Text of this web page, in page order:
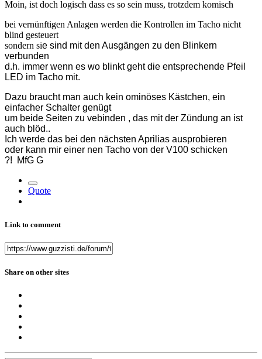
Moin, ist doch logisch dass es so sein muss, trotzdem komisch
bei vernünftigen Anlagen werden die Kontrollen im Tacho nicht
blind gesteuert
sondern sie sind mit den Ausgängen zu den Blinkern
verbunden
d.h. immer wenn es wo blinkt geht die entsprechende Pfeil
LED im Tacho mit.
Dazu braucht man auch kein ominöses Kästchen, ein
einfacher Schalter genügt
um beide Seiten zu vebinden , das mit der Zündung an ist
auch blöd..
Ich werde das bei den nächsten Aprilias ausprobieren
oder kann mir einer nen Tacho von der V100 schicken
?! MfG G
Quote
Link to comment
Share on other sites